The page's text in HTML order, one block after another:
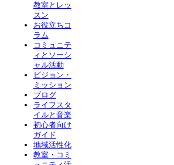
教室とレッ
スン
お役立ちコ
ラム
コミュニテ
ィとソーシ
ャル活動
ビジョン・
ミッション
ブログ
ライフスタ
イルと音楽
初心者向け
ガイド
地域活性化
教室・コミ